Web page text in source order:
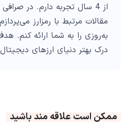
از 4 سال تجربه دارم. در
مقالات مرتبط با رمزارز
به‌روزی را به شما ارائه کنم.
درک بهتر دنیای ارزهای
ممکن است علاقه مند باشید